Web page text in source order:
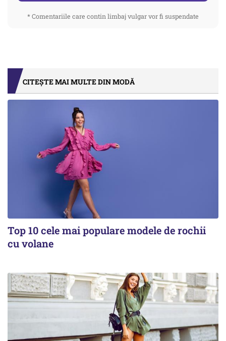
* Comentariile care contin limbaj vulgar vor fi suspendate
CITEȘTE MAI MULTE DIN MODĂ
Top 10 cele mai populare modele de rochii
cu volane